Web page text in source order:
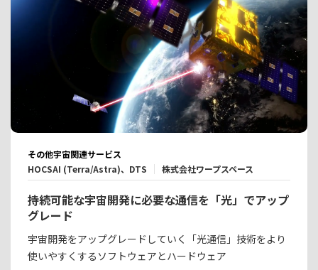
その他宇宙関連サービス
HOCSAI (Terra/Astra)、DTS
株式会社ワープスペース
持続可能な宇宙開発に必要な通信を「光」でアップ
グレード
宇宙開発をアップグレードしていく「光通信」技術をより
使いやすくするソフトウェアとハードウェア